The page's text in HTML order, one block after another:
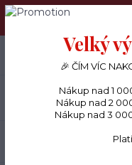
PŘÁNÍČKA a PAPÍROVÉ
+420 734 380 930
(Po-Ne, 8-20 hod.)
Velký
🎉 ČÍM VÍC
Nákup nad 1
Nákup nad 2
Nákup nad 3